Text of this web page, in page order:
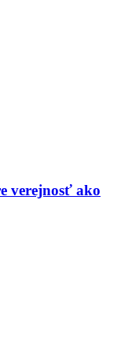
verejnosť ako